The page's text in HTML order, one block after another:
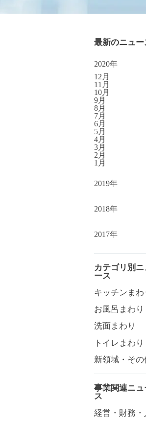
最新のニュ
2020年
12月
11月
10月
9月
8月
7月
6月
5月
4月
3月
2月
1月
2019年
2018年
2017年
カテゴリ別
ース
キッチンまわ
お風呂まわり
洗面まわり
トイレまわり
新領域・そ
事業関連ニ
ス
経営・財務・